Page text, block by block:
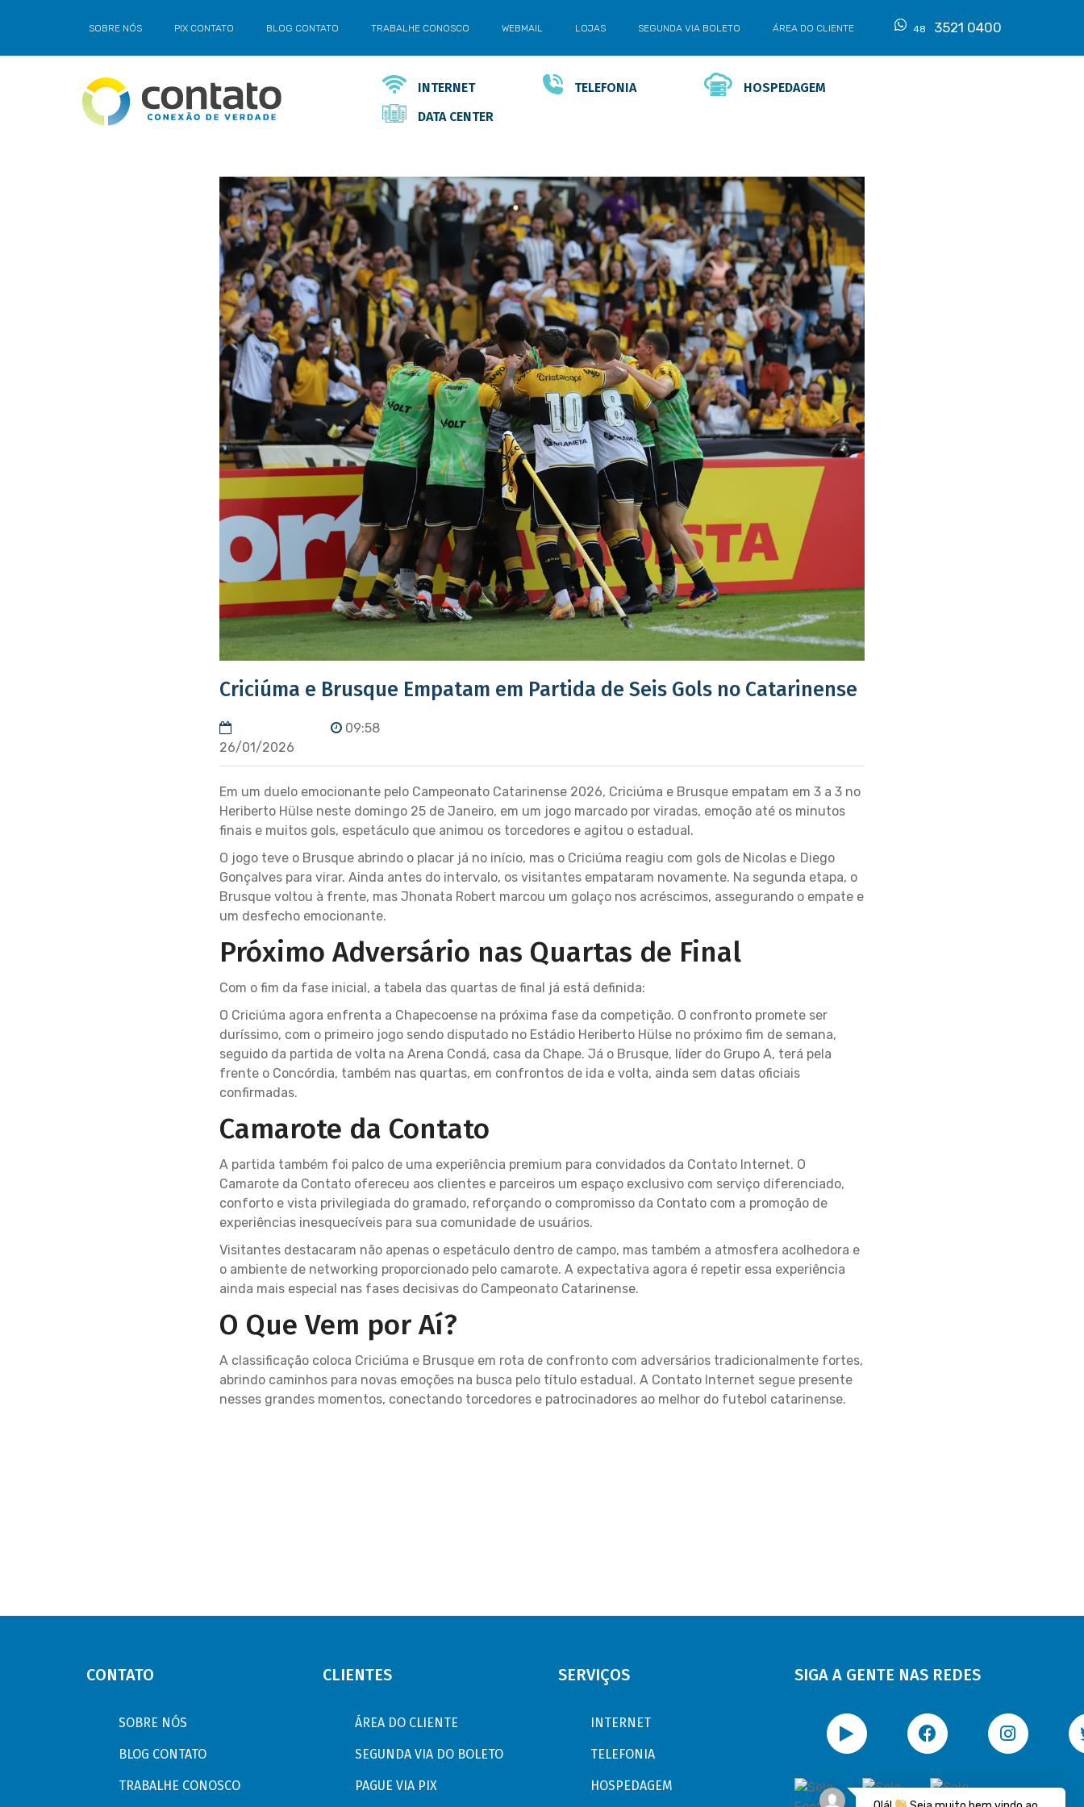
SOBRE NÓS PIX CONTATO BLOG CONTATO TRABALHE CONOSCO WEBMAIL LOJAS SEGUNDA VIA BOLETO ÁREA DO CLIENTE 48 3521 0400
INTERNET TELEFONIA
HOSPEDAGEM
DATA CENTER
Criciúma e Brusque Empatam em Partida de Seis Gols no Catarinense
26/01/2026
09:58
Em um duelo emocionante pelo Campeonato Catarinense 2026, Criciúma e Brusque empatam em 3 a 3 no
Heriberto Hülse neste domingo 25 de Janeiro, em um jogo marcado por viradas, emoção até os minutos
finais e muitos gols, espetáculo que animou os torcedores e agitou o estadual.
O jogo teve o Brusque abrindo o placar já no início, mas o Criciúma reagiu com gols de Nicolas e Diego
Gonçalves para virar. Ainda antes do intervalo, os visitantes empataram novamente. Na segunda etapa, o
Brusque voltou à frente, mas Jhonata Robert marcou um golaço nos acréscimos, assegurando o empate e
um desfecho emocionante.
Próximo Adversário nas Quartas de Final
Com o fim da fase inicial, a tabela das quartas de final já está definida:
O Criciúma agora enfrenta a Chapecoense na próxima fase da competição. O confronto promete ser
duríssimo, com o primeiro jogo sendo disputado no Estádio Heriberto Hülse no próximo fim de semana,
seguido da partida de volta na Arena Condá, casa da Chape. Já o Brusque, líder do Grupo A, terá pela
frente o Concórdia, também nas quartas, em confrontos de ida e volta, ainda sem datas oficiais
confirmadas.
Camarote da Contato
A partida também foi palco de uma experiência premium para convidados da Contato Internet. O
Camarote da Contato ofereceu aos clientes e parceiros um espaço exclusivo com serviço diferenciado,
conforto e vista privilegiada do gramado, reforçando o compromisso da Contato com a promoção de
experiências inesquecíveis para sua comunidade de usuários.
Visitantes destacaram não apenas o espetáculo dentro de campo, mas também a atmosfera acolhedora e
o ambiente de networking proporcionado pelo camarote. A expectativa agora é repetir essa experiência
ainda mais especial nas fases decisivas do Campeonato Catarinense.
O Que Vem por Aí?
A classificação coloca Criciúma e Brusque em rota de confronto com adversários tradicionalmente fortes,
abrindo caminhos para novas emoções na busca pelo título estadual. A Contato Internet segue presente
nesses grandes momentos, conectando torcedores e patrocinadores ao melhor do futebol catarinense.
CONTATO
SOBRE NÓS
BLOG CONTATO
TRABALHE CONOSCO
CLIENTES
ÁREA DO CLIENTE
SEGUNDA VIA DO BOLETO
PAGUE VIA PIX
SERVIÇOS
INTERNET
TELEFONIA
HOSPEDAGEM
SIGA A GENTE NAS REDES